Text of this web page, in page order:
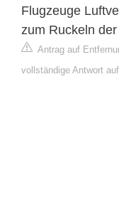
Flugzeuge
zum Ruckeln
Antrag auf
vollständige Antwort